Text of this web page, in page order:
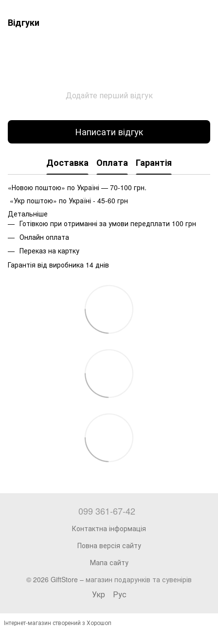
Відгуки
Додайте перший відгук
Написати відгук
Доставка Оплата Гарантія
«Новою поштою» по Україні — 70-100 грн.
«Укр поштою» по Україні - 45-60 грн
Детальніше
Готівкою при отриманні за умови передплати 100 грн
Онлайн оплата
Переказ на картку
Гарантія від виробника 14 днів
099 361-67-42
Контактна інформація
Повна версія сайту
Мапа сайту
© 2026 GiftStore – магазин подарунків та сувенірів
Укр Рус
Інтернет-магазин створений з Хорошоп